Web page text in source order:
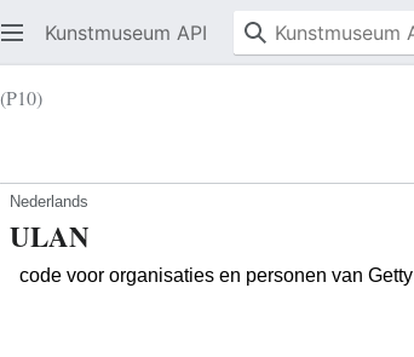
Kunstmuseum API
(P10)
Nederlands
ULAN
code voor organisaties en personen van Getty